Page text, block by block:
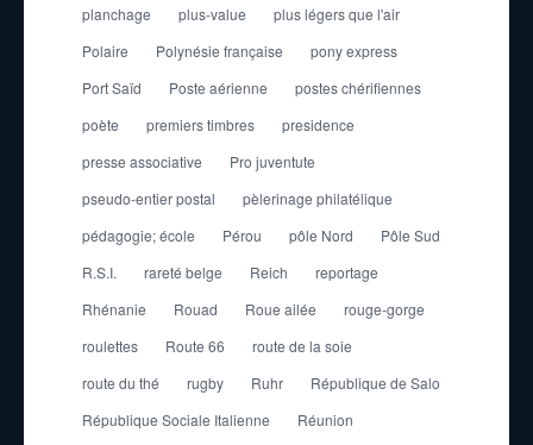
planchage
plus-value
plus légers que l'air
Polaire
Polynésie française
pony express
Port Saïd
Poste aérienne
postes chérifiennes
poète
premiers timbres
presidence
presse associative
Pro juventute
pseudo-entier postal
pèlerinage philatélique
pédagogie; école
Pérou pôle Nord
Pôle Sud
R.S.I.
rareté belge Reich
reportage
Rhénanie
Rouad Roue ailée
rouge-gorge
roulettes
Route 66
route de la soie
route du thé
rugby Ruhr
République de Salo
République Sociale Italienne
Réunion